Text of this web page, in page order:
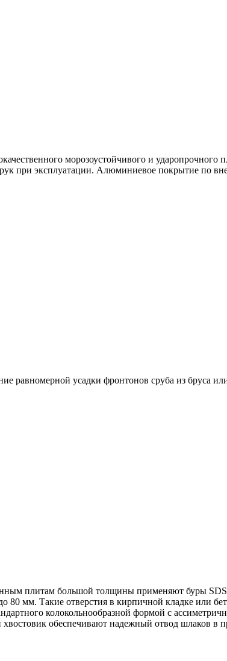
морозоустойчивого и ударопрочного
при эксплуатации. Алюминиевое покрытие по
равномерной усадки фронтонов сруба из бруса
плитам большой толщины применяют буры
80 мм. Такие отверстия в кирпичной кладке или
колокольнообразной формой с
обеспечивают надежный отвод шлаков в